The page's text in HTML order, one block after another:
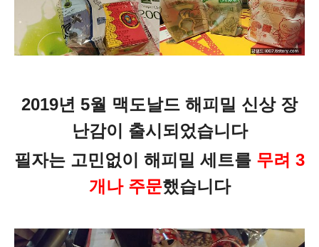
2019년 5월 맥도날드 해피밀 신상 장
난감이 출시되었습니다
필자는 고민없이 해피밀 세트를 무려 3
개나 주문했습니다